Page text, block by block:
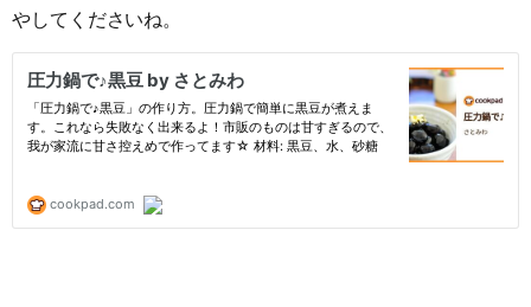
やしてくださいね。